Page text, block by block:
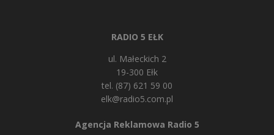
RADIO 5 EŁK
ul. Małeckich 2
19-300 Ełk
tel. (87) 621 59 00
elk@radio5.com.pl
Agencja Reklamowa Radio 5